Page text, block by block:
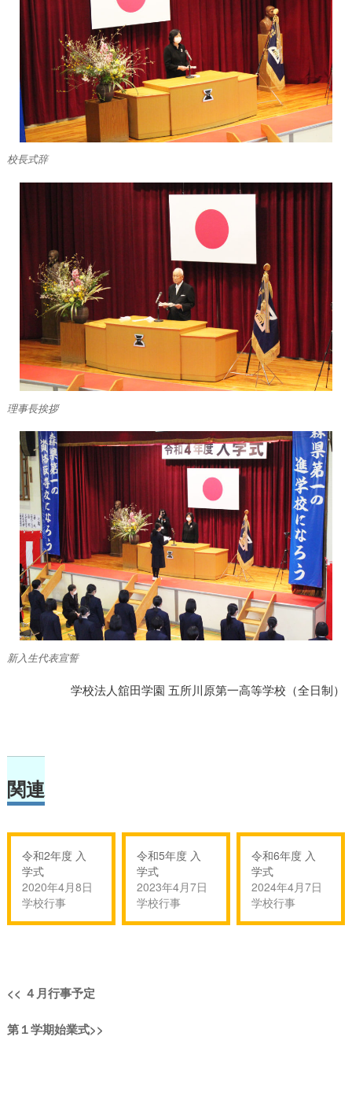
校長式辞
理事長挨拶
新入生代表宣誓
学校法人舘田学園 五所川原第一高等学校（全日制）
関連
令和2年度 入
学式
2020年4月8日
学校行事
令和5年度 入
学式
2023年4月7日
学校行事
令和6年度 入
学式
2024年4月7日
学校行事
投
稿
<< 過
の
４月行事予定
次
第１学期始業式>>